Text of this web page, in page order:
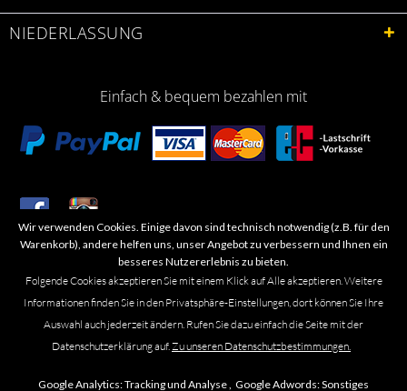
NIEDERLASSUNG
Einfach & bequem bezahlen mit
​Letzte Aktualisierung: 06.2026
Marken- oder Warenzeichen werden in der Regel nicht als solche kenntlich
gemacht. Das Fehlen einer solchen Kennzeichnung bedeutet nicht, dass es
Wir verwenden Cookies. Einige davon sind technisch notwendig (z.B. für den
Warenkorb), andere helfen uns, unser Angebot zu verbessern und Ihnen ein
besseres Nutzererlebnis zu bieten.
Folgende Cookies akzeptieren Sie mit einem Klick auf Alle akzeptieren. Weitere
Informationen finden Sie in den Privatsphäre-Einstellungen, dort können Sie Ihre
Auswahl auch jederzeit ändern. Rufen Sie dazu einfach die Seite mit der
Datenschutzerklärung auf.Zu unseren Datenschutzbestimmungen.
Google Analytics:Tracking und Analyse , Google Adwords:Sonstiges